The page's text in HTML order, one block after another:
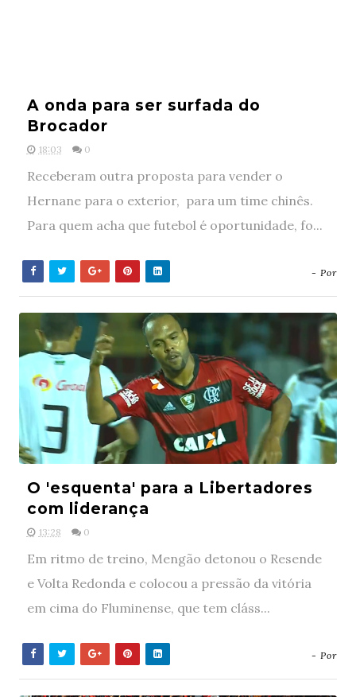
A onda para ser surfada do
Brocador
18:03 0
Receberam outra proposta para vender o
Hernane para o exterior, para um time chinês.
Para quem acha que futebol é oportunidade, fo...
- Por
O 'esquenta' para a Libertadores
com liderança
13:28 0
Em ritmo de treino, Mengão detonou o Resende
e Volta Redonda e colocou a pressão da vitória
em cima do Fluminense, que tem cláss...
- Por